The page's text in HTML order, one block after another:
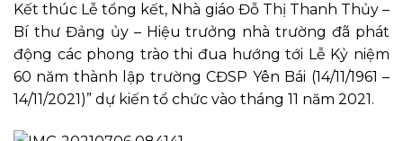
Kết thúc Lễ tổng kết, Nhà giáo Đỗ Thị Thanh Thủy –
Bí thư Đảng ủy – Hiệu trưởng nhà trường đã phát
động các phong trào thi đua hướng tới Lễ Kỷ niệm
60 năm thành lập trường CĐSP Yên Bái (14/11/1961 –
14/11/2021)” dự kiến tổ chức vào tháng 11 năm 2021.